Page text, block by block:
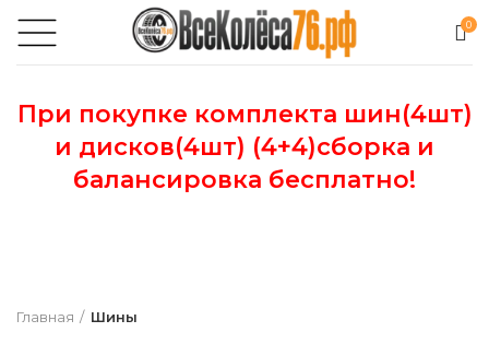
0
При покупке комплекта шин(4шт)
и дисков(4шт) (4+4)сборка и
балансировка бесплатно!
Главная Шины